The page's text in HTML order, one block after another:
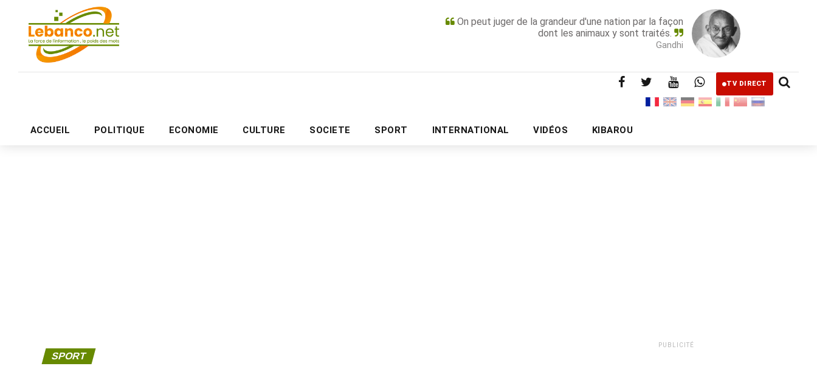
On peut juger de la grandeur d'une nation par la façon
dont les animaux y sont traités.
Gandhi
TV DIRECT
ACCUEIL POLITIQUE ECONOMIE CULTURE SOCIETE SPORT INTERNATIONAL VIDÉOS KIBAROU
PUBLICITÉ
SPORT
PUBLICITÉ